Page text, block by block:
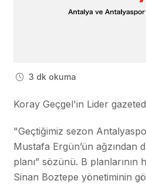
3 dk okuma
Koray Geçgel'in Lider
"Geçtiğimiz sezon
Mustafa Ergün’ün ağzından
planı” sözünü. B planlarının
Sinan Boztepe yönetiminin